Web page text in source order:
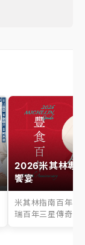
2026米其林專
饗宴
米其林指南百年之
瑞百年三星傳奇、